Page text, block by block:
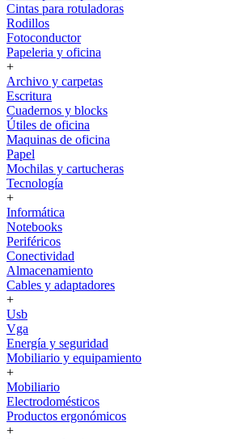
Cintas para rotuladoras
Rodillos
Fotoconductor
Papeleria y oficina
+
Archivo y carpetas
Escritura
Cuadernos y blocks
Útiles de oficina
Maquinas de oficina
Papel
Mochilas y cartucheras
Tecnología
+
Informática
Notebooks
Periféricos
Conectividad
Almacenamiento
Cables y adaptadores
+
Usb
Vga
Energía y seguridad
Mobiliario y equipamiento
+
Mobiliario
Electrodomésticos
Productos ergonómicos
+